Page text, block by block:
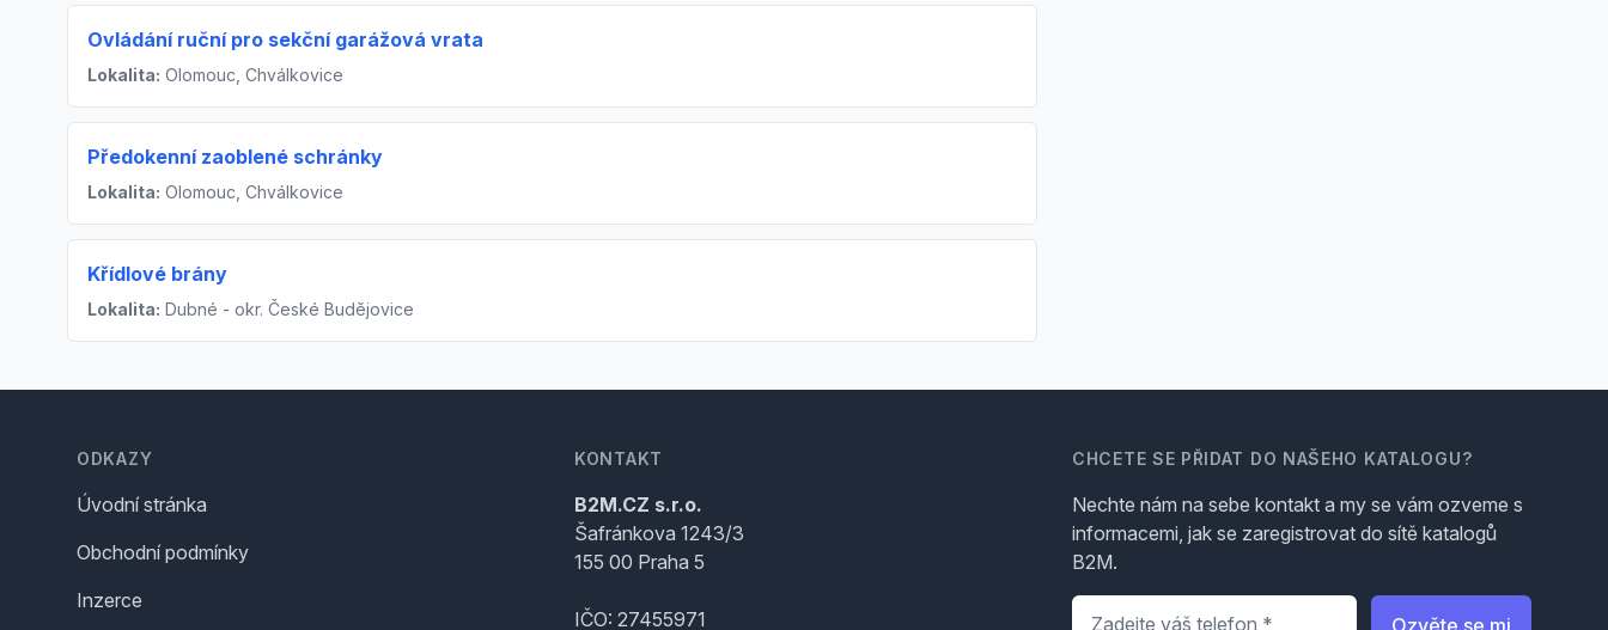
Ovládání ruční pro sekční garážová vrata
Lokalita: Olomouc, Chválkovice
Předokenní zaoblené schránky
Lokalita: Olomouc, Chválkovice
Křídlové brány
Lokalita: Dubné - okr. České Budějovice
ODKAZY
Úvodní stránka
Obchodní podmínky
Inzerce
KONTAKT
B2M.CZ s.r.o.
Šafránkova 1243/3
155 00 Praha 5
IČO: 27455971
CHCETE SE PŘIDAT DO NAŠEHO KATALOGU?
Nechte nám na sebe kontakt a my se vám ozveme s
informacemi, jak se zaregistrovat do sítě katalogů
B2M.
Telefon
Ozvěte se mi